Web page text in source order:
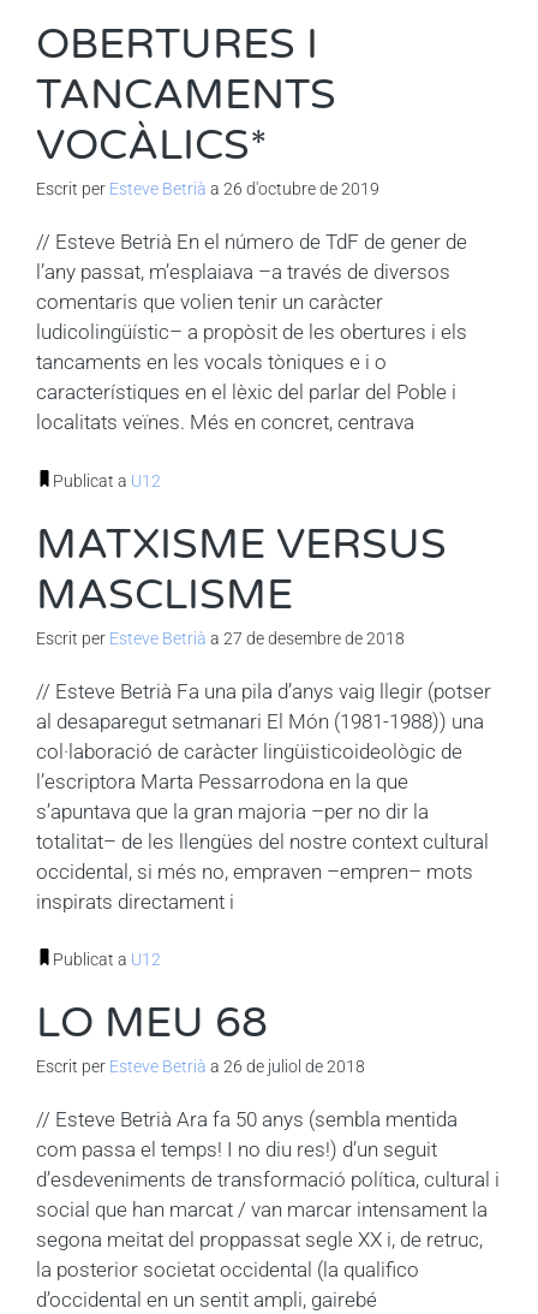
OBERTURES I
TANCAMENTS
VOCÀLICS*
Escrit per Esteve Betrià a 26 d'octubre de 2019
// Esteve Betrià En el número de TdF de gener de
l’any passat, m’esplaiava –a través de diversos
comentaris que volien tenir un caràcter
ludicolingüístic– a propòsit de les obertures i els
tancaments en les vocals tòniques e i o
característiques en el lèxic del parlar del Poble i
localitats veïnes. Més en concret, centrava
Publicat a U12
MATXISME VERSUS
MASCLISME
Escrit per Esteve Betrià a 27 de desembre de 2018
// Esteve Betrià Fa una pila d’anys vaig llegir (potser
al desaparegut setmanari El Món (1981-1988)) una
col·laboració de caràcter lingüisticoideològic de
l’escriptora Marta Pessarrodona en la que
s’apuntava que la gran majoria –per no dir la
totalitat– de les llengües del nostre context cultural
occidental, si més no, empraven –empren– mots
inspirats directament i
Publicat a U12
LO MEU 68
Escrit per Esteve Betrià a 26 de juliol de 2018
// Esteve Betrià Ara fa 50 anys (sembla mentida
com passa el temps! I no diu res!) d’un seguit
d’esdeveniments de transformació política, cultural i
social que han marcat / van marcar intensament la
segona meitat del proppassat segle XX i, de retruc,
la posterior societat occidental (la qualifico
d’occidental en un sentit ampli, gairebé